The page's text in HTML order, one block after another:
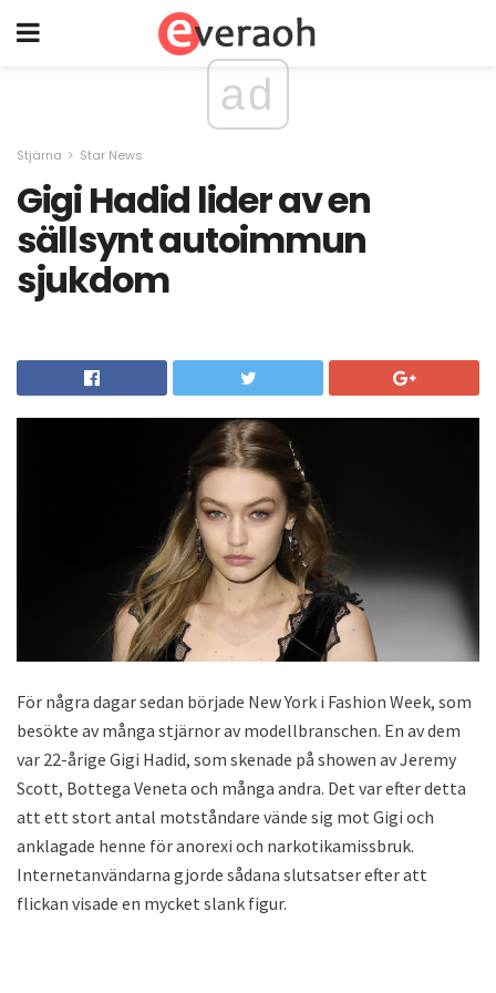
ad
Stjärna Star News
Gigi Hadid lider av en
sällsynt autoimmun
sjukdom
För några dagar sedan började New York i Fashion Week, som
besökte av många stjärnor av modellbranschen. En av dem
var 22-årige Gigi Hadid, som skenade på showen av Jeremy
Scott, Bottega Veneta och många andra. Det var efter detta
att ett stort antal motståndare vände sig mot Gigi och
anklagade henne för anorexi och narkotikamissbruk.
Internetanvändarna gjorde sådana slutsatser efter att
flickan visade en mycket slank figur.